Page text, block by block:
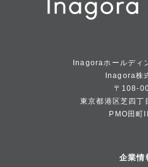
Inagoraホールディ
Inagora株
〒108-
東京都港区芝四丁
PMO田町
企業情